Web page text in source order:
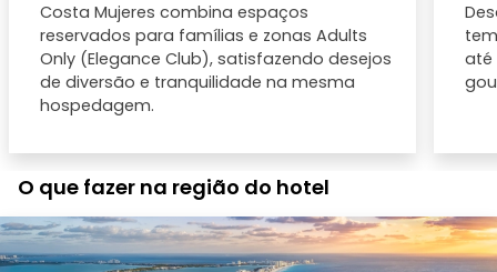
Costa Mujeres combina espaços
reservados para famílias e zonas Adults
Only (Elegance Club), satisfazendo desejos
de diversão e tranquilidade na mesma
hospedagem.
até
O que fazer na região do hotel